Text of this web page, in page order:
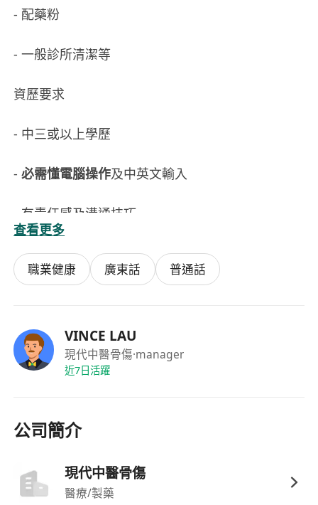
- 配藥粉
- 一般診所清潔等
資歷要求
- 中三或以上學歷
-必需懂電腦操作及中英文輸入
- 有責任感及溝通技巧
(如有診所工作經驗者或診所助理證書優先考慮)
廣東話、基本普通話
性質：全職（每星期工作3.5天）
僱員福利
查看更多
職業健康 廣東話 普通話
VINCE LAU
現代中醫骨傷·manager
近7日活躍
公司簡介
現代中醫骨傷
醫療/製藥